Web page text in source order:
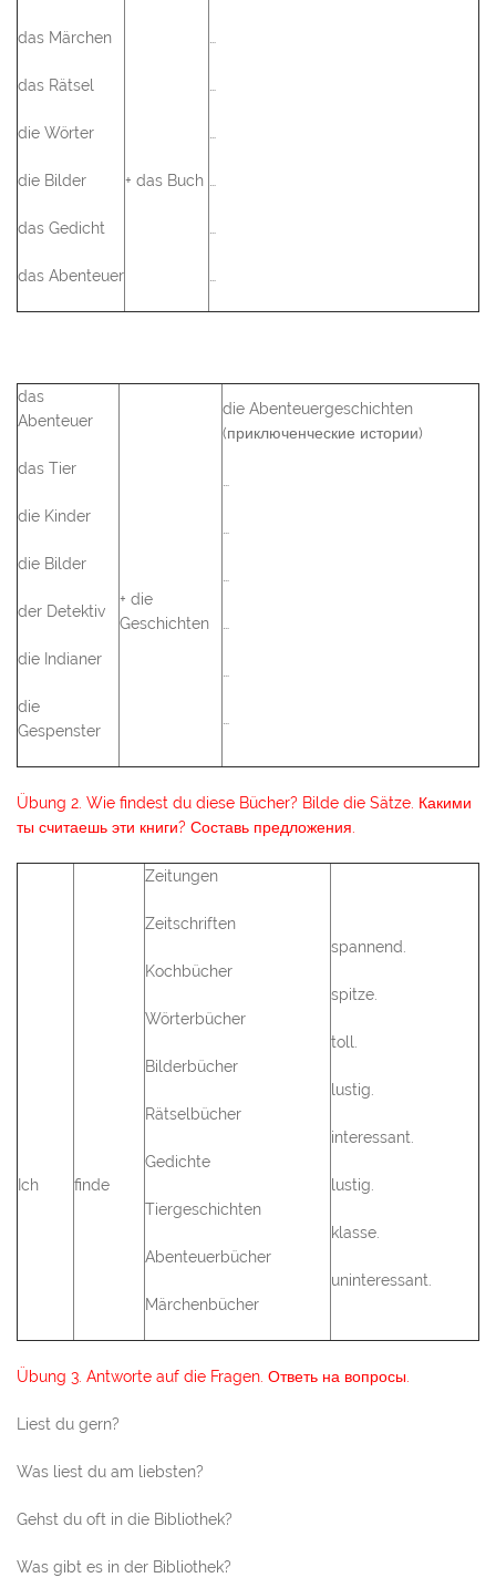
das Märchen
das Rätsel
die Wörter
die Bilder
das Gedicht
das Abenteuer
+ das Buch
das
Abenteuer
das Tier
die Kinder
die Bilder
der Detektiv
die Indianer
die
Gespenster
+ die
Geschichten
die Abenteuergeschichten
(приключенческие истории)
Übung 2. Wie findest du diese Bücher? Bilde die Sätze. Какими
ты считаешь эти книги? Составь предложения.
Ich finde
Zeitungen
Zeitschriften
Kochbücher
Wörterbücher
Bilderbücher
Rätselbücher
Gedichte
Tiergeschichten
Abenteuerbücher
Märchenbücher
spannend.
spitze.
toll.
lustig.
interessant.
lustig.
klasse.
uninteressant.
Übung 3. Antworte auf die Fragen. Ответь на вопросы.
Liest du gern?
Was liest du am liebsten?
Gehst du oft in die Bibliothek?
Was gibt es in der Bibliothek?